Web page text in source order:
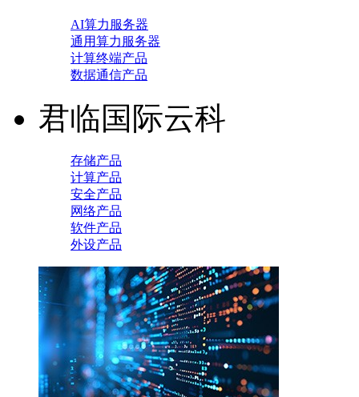
AI算力服务器
通用算力服务器
计算终端产品
数据通信产品
君临国际云科
存储产品
计算产品
安全产品
网络产品
软件产品
外设产品